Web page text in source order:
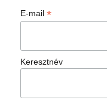
E-mail*
Keresztnév